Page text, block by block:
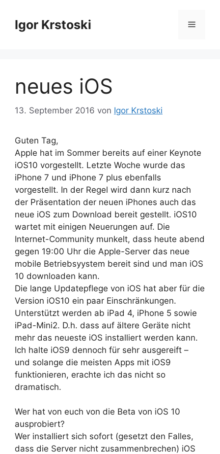
Inhalt
springenIgor Krstoski Menü
neues iOS
13. September 2016 von Igor Krstoski
Guten Tag,
Apple hat im Sommer bereits auf einer Keynote
iOS10 vorgestellt. Letzte Woche wurde das
iPhone 7 und iPhone 7 plus ebenfalls
vorgestellt. In der Regel wird dann kurz nach
der Präsentation der neuen iPhones auch das
neue iOS zum Download bereit gestellt. iOS10
wartet mit einigen Neuerungen auf. Die
Internet-Community munkelt, dass heute abend
gegen 19:00 Uhr die Apple-Server das neue
mobile Betriebsyystem bereit sind und man iOS
10 downloaden kann.
Die lange Updatepflege von iOS hat aber für die
Version iOS10 ein paar Einschränkungen.
Unterstützt werden ab iPad 4, iPhone 5 sowie
iPad-Mini2. D.h. dass auf ältere Geräte nicht
mehr das neueste iOS installiert werden kann.
Ich halte iOS9 dennoch für sehr ausgereift –
und solange die meisten Apps mit iOS9
funktionieren, erachte ich das nicht so
dramatisch.
Wer hat von euch von die Beta von iOS 10
ausprobiert?
Wer installiert sich sofort (gesetzt den Falles,
dass die Server nicht zusammenbrechen) iOS